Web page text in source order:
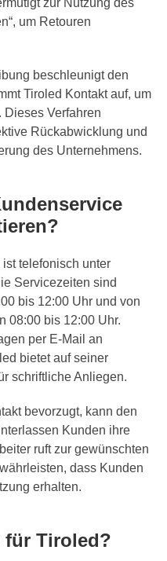
zur Nutzung des
um Retouren
beschleunigt den
Tiroled Kontakt auf, um
Dieses Verfahren
Rückabwicklung und
des Unternehmens.
telefonisch unter
Servicezeiten sind
bis 12:00 Uhr und von
08:00 bis 12:00 Uhr.
per E-Mail an
bietet auf seiner
schriftliche Anliegen.
bevorzugt, kann den
Kunden ihre
ruft zur gewünschten
dass Kunden
erhalten.
für Tiroled?